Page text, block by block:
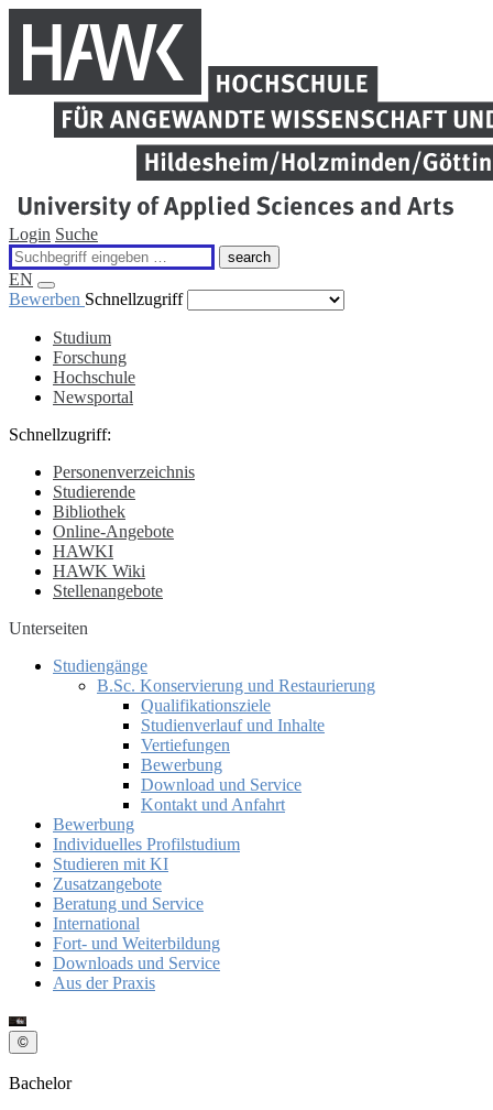
Inhalt
stage
HAWK
Login Suche
search
EN
Hauptmenü
Bewerben Schnellzugriff
Hauptnavigation
Studium
Forschung
Hochschule
Newsportal
Schnellzugriff:
Personenverzeichnis
Studierende
Bibliothek
Online-Angebote
HAWKI
HAWK Wiki
Stellenangebote
Hauptnavigation
Unterseiten
Studiengänge
B.Sc. Konservierung und Restaurierung
Qualifikationsziele
Studienverlauf und Inhalte
Vertiefungen
Bewerbung
Download und Service
Kontakt und Anfahrt
Bewerbung
Individuelles Profilstudium
Studieren mit KI
Zusatzangebote
Beratung und Service
International
Fort- und Weiterbildung
Downloads und Service
Aus der Praxis
©
Bachelor